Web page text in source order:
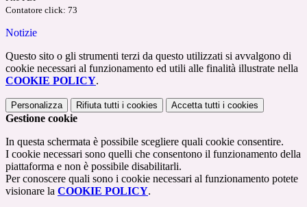
Contatore click: 73
Notizie
Questo sito o gli strumenti terzi da questo utilizzati si avvalgono di
cookie necessari al funzionamento ed utili alle finalità illustrate nella
COOKIE POLICY.
Personalizza Rifiuta tutti i cookies Accetta tutti i cookies
Gestione cookie
In questa schermata è possibile scegliere quali cookie consentire.
I cookie necessari sono quelli che consentono il funzionamento della
piattaforma e non è possibile disabilitarli.
Per conoscere quali sono i cookie necessari al funzionamento potete
visionare la COOKIE POLICY.